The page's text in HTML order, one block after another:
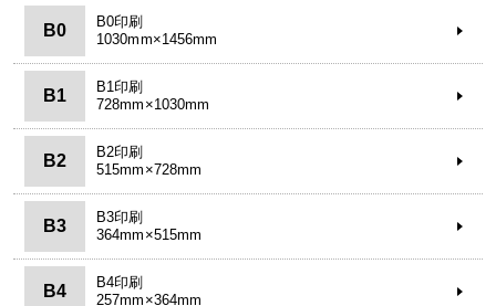
B0
B0印刷
1030mm×1456mm
B1
B1印刷
728mm×1030mm
B2
B2印刷
515mm×728mm
B3
B3印刷
364mm×515mm
B4
B4印刷
257mm×364mm